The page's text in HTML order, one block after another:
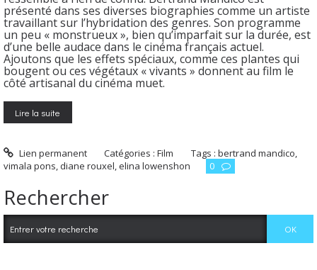
présenté dans ses diverses biographies comme un artiste
travaillant sur l’hybridation des genres. Son programme
un peu « monstrueux », bien qu’imparfait sur la durée, est
d’une belle audace dans le cinéma français actuel.
Ajoutons que les effets spéciaux, comme ces plantes qui
bougent ou ces végétaux « vivants » donnent au film le
côté artisanal du cinéma muet.
Lire la suite
Lien permanent Catégories :Film Tags :bertrand mandico,
vimala pons, diane rouxel,elina lowenshon 0
Rechercher